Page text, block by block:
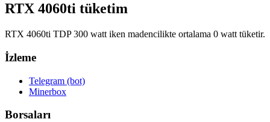
RTX 4060ti tüketim
RTX 4060ti TDP 300 watt iken madencilikte ortalama 0 watt tüketir.
İzleme
Telegram (bot)
Minerbox
Borsaları